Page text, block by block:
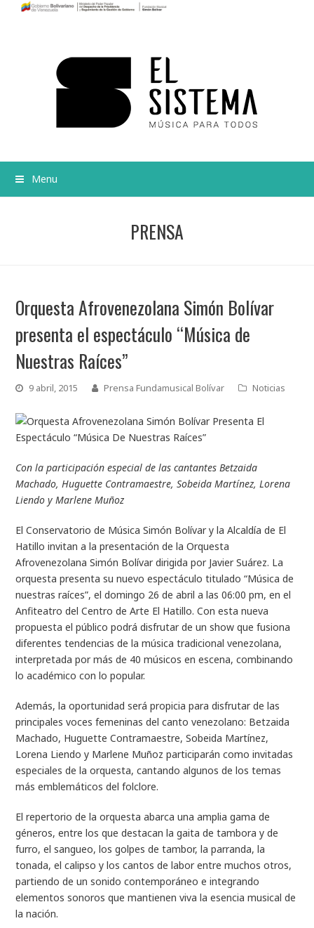
Menu
PRENSA
Orquesta Afrovenezolana Simón Bolívar
presenta el espectáculo “Música de
Nuestras Raíces”
9 abril, 2015 Prensa Fundamusical Bolívar Noticias
Con la participación especial de las cantantes Betzaida
Machado, Huguette Contramaestre, Sobeida Martínez, Lorena
Liendo y Marlene Muñoz
El Conservatorio de Música Simón Bolívar y la Alcaldía de El
Hatillo invitan a la presentación de la Orquesta
Afrovenezolana Simón Bolívar dirigida por Javier Suárez. La
orquesta presenta su nuevo espectáculo titulado “Música de
nuestras raíces”, el domingo 26 de abril a las 06:00 pm, en el
Anfiteatro del Centro de Arte El Hatillo. Con esta nueva
propuesta el público podrá disfrutar de un show que fusiona
diferentes tendencias de la música tradicional venezolana,
interpretada por más de 40 músicos en escena, combinando
lo académico con lo popular.
Además, la oportunidad será propicia para disfrutar de las
principales voces femeninas del canto venezolano: Betzaida
Machado, Huguette Contramaestre, Sobeida Martínez,
Lorena Liendo y Marlene Muñoz participarán como invitadas
especiales de la orquesta, cantando algunos de los temas
más emblemáticos del folclore.
El repertorio de la orquesta abarca una amplia gama de
géneros, entre los que destacan la gaita de tambora y de
furro, el sangueo, los golpes de tambor, la parranda, la
tonada, el calipso y los cantos de labor entre muchos otros,
partiendo de un sonido contemporáneo e integrando
elementos sonoros que mantienen viva la esencia musical de
la nación.